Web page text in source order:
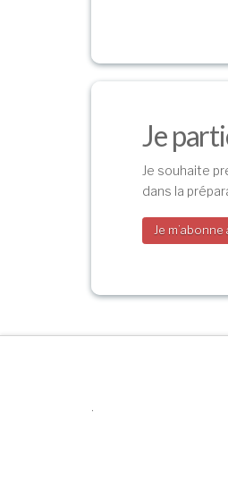
Je
Je souhaite
dans la
Je